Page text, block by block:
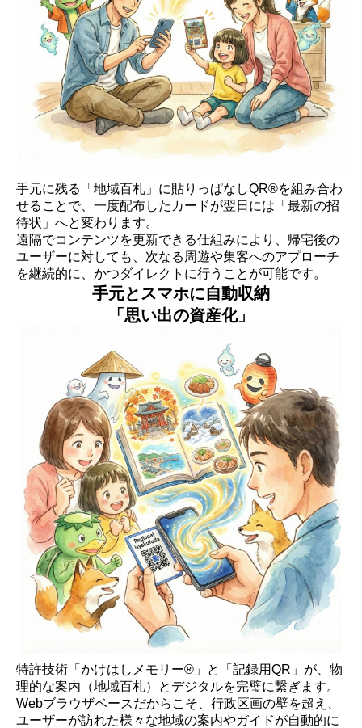
手元に残る「地域百札」に貼りっぱなしQR®を組み合わ
せることで、一度配布したカードが翌日には「最新の招
待状」へと変わります。
遠隔でコンテンツを更新できる仕組みにより、帰宅後の
ユーザーに対しても、次なる周遊や集客へのアプローチ
を継続的に、かつダイレクトに行うことが可能です。
手元とスマホに自動収納
「思い出の資産化」
特許技術「かけはしメモリー®」と「記録用QR」が、物
理的な案内（地域百札）とデジタルを完璧に繋ぎます。
Webブラウザベースだからこそ、行政区画の壁を超え、
ユーザーが訪れた様々な地域の案内やガイドが自動的に